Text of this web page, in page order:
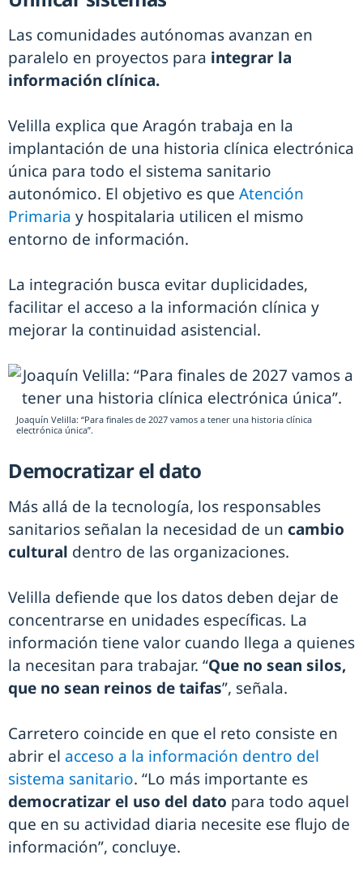
Las comunidades autónomas avanzan en
paralelo en proyectos para integrar la
información clínica.
Velilla explica que Aragón trabaja en la
implantación de una historia clínica electrónica
única para todo el sistema sanitario
autonómico. El objetivo es que Atención
Primaria y hospitalaria utilicen el mismo
entorno de información.
La integración busca evitar duplicidades,
facilitar el acceso a la información clínica y
mejorar la continuidad asistencial.
Joaquín Velilla: “Para finales de 2027 vamos a tener una historia clínica
electrónica única”.
Democratizar el dato
Más allá de la tecnología, los responsables
sanitarios señalan la necesidad de un cambio
cultural dentro de las organizaciones.
Velilla defiende que los datos deben dejar de
concentrarse en unidades específicas. La
información tiene valor cuando llega a quienes
la necesitan para trabajar. “Que no sean silos,
que no sean reinos de taifas”, señala.
Carretero coincide en que el reto consiste en
abrir el acceso a la información dentro del
sistema sanitario. “Lo más importante es
democratizar el uso del dato para todo aquel
que en su actividad diaria necesite ese flujo de
información”, concluye.